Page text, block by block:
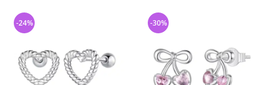
-24% -30%